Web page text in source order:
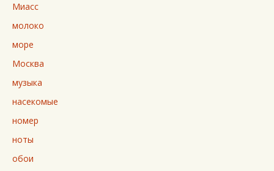
Миасс
молоко
море
Москва
музыка
насекомые
номер
ноты
обои